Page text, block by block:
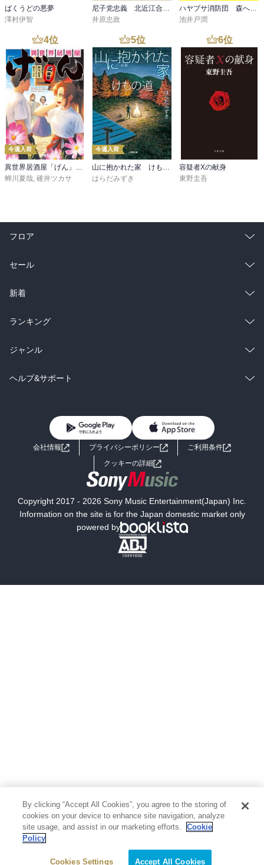
ばくうどの悪夢
澤村伊智
尼子党忠義 北近江合戦心得〈八〉
井原忠政
ハヤブサ消防団 森へつづく道
池井戸潤
4位
今週入荷
異世界居酒屋「げん」三杯目
蝉川夏哉, 碓井ツカサ
5位
今週入荷
山に抱かれた家 けもの道
はらだみずき
6位
容疑者Xの献身
東野圭吾
フロア
総合
ラノベ
雑誌・グラビア
BL・TL
セール
総合
ラノベ
雑誌・グラビア
BL・TL
新着
総合
ラノベ
雑誌・グラビア
ランキング
総合
ラノベ
ジャンル
コミック
ライトノベル 男子向けラノベ
小説
海外小説
ミステリー SF
文学
芸術・アート 映画・音楽・演劇
写真集 教養
医学・福祉
ヘルプ&サポート
よくあるご質問 お問い合わせ
会社情報 プライバシーポリシー
ご利用条件
クッキーの詳細
Copyright 2017 - 2026 Sony Music Entertainment(Japan) Inc.
Information on the site is for the Japan domestic market only
powered by
By clicking “Accept All Cookies”, you agree to the storing of
cookies on your device to enhance site navigation, analyze
site usage, and assist in our marketing efforts.
Cookie
Policy
Cookies Settings Accept All Cookies